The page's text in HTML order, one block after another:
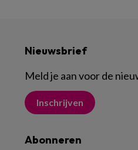
Nieuwsbrief
Meld je aan voor de
Inschrijven
Abonneren